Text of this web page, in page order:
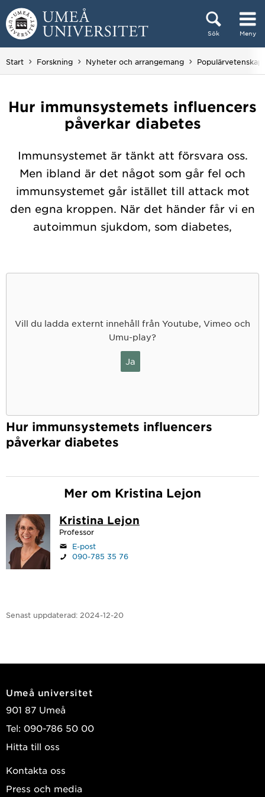
Hoppa direkt till innehållet
Sök Meny
Huvudmenyn dold.
Start Forskning Nyheter och arrangemang
Hur immunsystemets influencers
påverkar diabetes
Immunsystemet är tänkt att försvara oss.
Men ibland är det något som går fel och
immunsystemet går istället till attack mot
den egna kroppen. När det händer får vi en
autoimmun sjukdom, som diabetes,
Vill du ladda externt innehåll från Youtube, Vimeo och
Umu-play?
Ja
Hur immunsystemets influencers
påverkar diabetes
Mer om Kristina Lejon
Kristina Lejon
Professor
E-post
090-785 35 76
Senast uppdaterad: 2024-12-20
Umeå universitet
901 87 Umeå
Tel: 090-786 50 00
Hitta till oss
Kontakta oss
Press och media